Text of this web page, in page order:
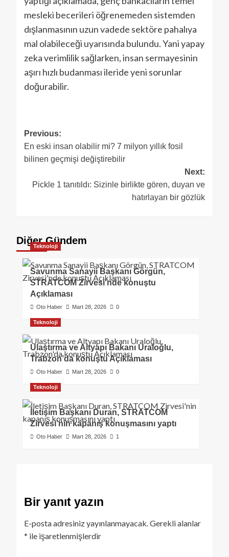
mesleki becerileri öğrenemeden sistemden
dışlanmasının uzun vadede sektöre pahalıya
mal olabileceği uyarısında bulundu. Yani yapay
zeka verimlilik sağlarken, insan sermayesinin
aşırı hızlı budanması ileride yeni sorunlar
doğurabilir.
Previous:
En eski insan olabilir mi? 7 milyon yıllık fosil
bilinen geçmişi değiştirebilir
Next:
Pickle 1 tanıtıldı: Sizinle birlikte gören, duyan ve
hatırlayan bir gözlük
Diğer Gündem
Teknoloji
Savunma Sanayii Başkanı Görgün,
STRATCOM Zirvesi’nde konuştu
Açıklaması
Oto Haber Mart 28, 2026 0
Teknoloji
Ulaştırma ve Altyapı Bakanı Uraloğlu,
Trabzon’da konuştu Açıklaması
Oto Haber Mart 28, 2026 0
Teknoloji
İletişim Başkanı Duran, STRATCOM
Zirvesi’nin kapanış konuşmasını yaptı
Oto Haber Mart 28, 2026 1
Bir yanıt yazın
E-posta adresiniz yayınlanmayacak.Gerekli alanlar
* ile işaretlenmişlerdir